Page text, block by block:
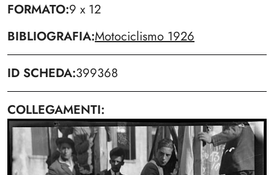
FORMATO 9 x 12
BIBLIOGRAFIA Motociclismo 1926
ID SCHEDA 399368
COLLEGAMENTI